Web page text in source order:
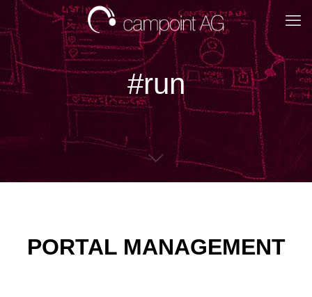
#run
PORTAL MANAGEMENT